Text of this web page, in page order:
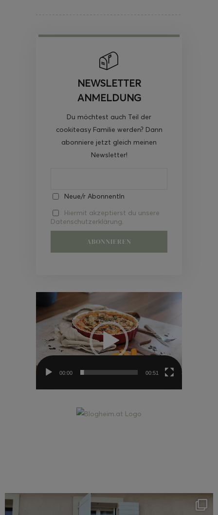
NEWSLETTER
ANMELDUNG
Du möchtest auch Teil der
cookiteasy Familie werden? Dann
abonniere jetzt gleich meinen
Newsletter!
Neue/r AbonnentIn
Hiermit akzeptierst du unsere
Datenschutzerklärung.
Video-
00:00 00:51